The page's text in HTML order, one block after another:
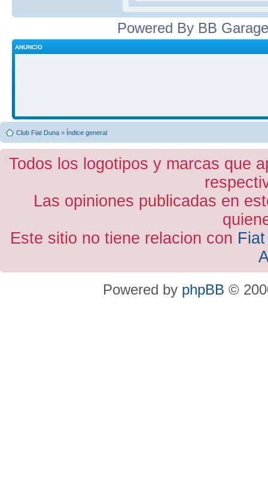
Powered By BB
ANUNCIO
Club Fiat Duna » Índice general
Todos los logotipos y marcas que
Las opiniones publicadas en
Este sitio no tiene relacion con
Powered by phpBB ©